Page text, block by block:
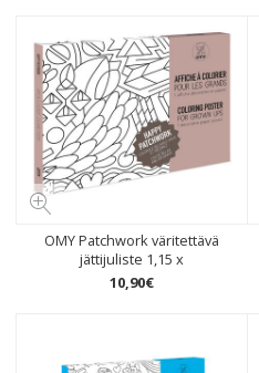
OMY Patchwork väritettävä
jättijuliste 1,15 x
10,90€